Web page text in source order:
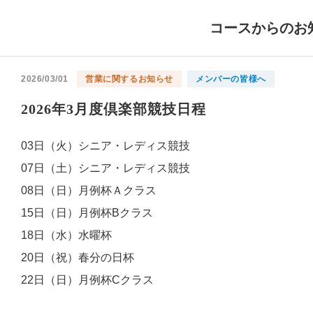
コースからのお
2026/03/01 営業に関するお知らせ メンバーの皆様へ
2026年3月度倶楽部競技日程
03日（火）シニア・レディス競技
07日（土）シニア・レディス競技
08日（日）月例杯Ａクラス
15日（日）月例杯Bクラス
18日（水）水曜杯
20日（祝）春分の日杯
22日（日）月例杯Cクラス